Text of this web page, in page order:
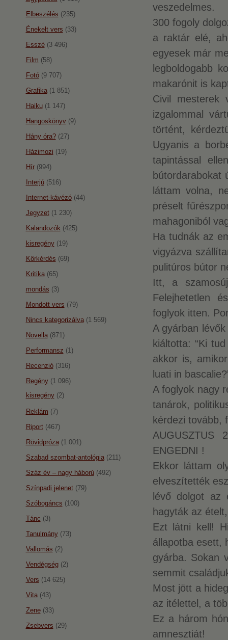
veszedelmes.
300 fogoly
a raktár elé,
egyesek már
legboldogabb
makarónit is
Civil mesterek
izgalommal
történt,
Ugyanis a
tapintással
bútordarabokat
láttam volna,
préselt
mahagoniból
Ha tudnák az
vigyázva
pulitúros bútor
Itt, a
Felejhetetlen
foglyok itten.
A gyárban
kiáltotta: “Ki
akkor is,
luati in
A foglyok nagy
tanárok,
kérdezi tovább,
AUGUSZTUS
ENGEDNI !
Ekkor láttam
elveszítették
lévő dolgot az
hagyták az
Ezt látni kell!
állapotba esett,
gyárba. Sokan
semmit
Most jött a
az itélettel, a
Ez a három
amnesztiát!
Elbeszélés (235)
Énekelt vers (33)
Esszé(3 496)
Film (58)
Fotó(9 707)
Grafika(1 851)
Haiku(1 147)
Hangoskönyv(9)
Hány óra?(27)
Házimozi (19)
Hír(994)
Interjú(516)
Internet-kávézó(44)
Jegyzet(1 230)
Kalandozók (425)
kisregény(19)
Körkérdés (69)
Kritika(65)
mondás (3)
Mondott vers (79)
Nincs kategorizálva(1 569)
Novella(871)
Performansz (1)
Recenzió(316)
Regény(1 096)
kisregény(2)
Reklám (7)
Riport(467)
Rövidpróza(1 001)
Szabad szombat-antológia(211)
Száz év – nagy háború(492)
Színpadi jelenet(79)
Szóbogáncs (100)
Tánc (3)
Tanulmány(73)
Vallomás (2)
Vendégség(2)
Vers (14 625)
Vita(43)
Zene(33)
Zsebvers (29)